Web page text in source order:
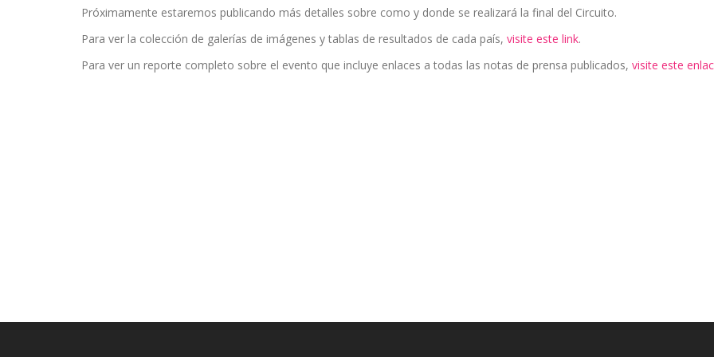
Próximamente estaremos publicando más detalles sobre como y donde se realizará la final del Circuito.
Para ver la colección de galerías de imágenes y tablas de resultados de cada país, visite este link.
Para ver un reporte completo sobre el evento que incluye enlaces a todas las notas de prensa publicados, visite este